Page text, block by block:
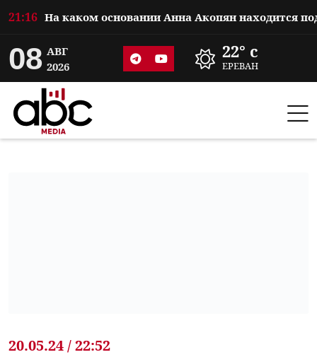
21:16
08 АВГ
2026
22° c
ЕРЕВАН
20.05.24 / 22:52